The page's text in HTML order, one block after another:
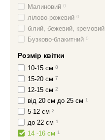
Малиновий 0
лілово-рожевий 0
білий, бежевий, кремовий
Бузково-блакитний 0
Розмір квітки
10-15 см 8
15-20 см 7
12-15 см 2
від 20 см до 25 см 1
5-12 см 2
до 22 см 1
14 -16 см 1